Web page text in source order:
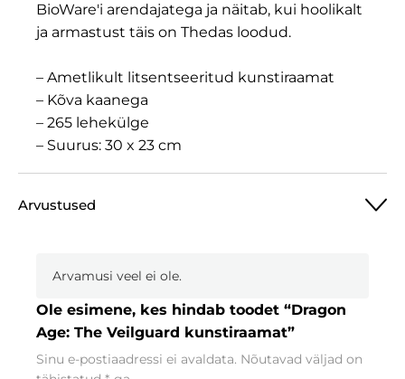
BioWare'i arendajatega ja näitab, kui hoolikalt
ja armastust täis on Thedas loodud.
– Ametlikult litsentseeritud kunstiraamat
– Kõva kaanega
– 265 lehekülge
– Suurus: 30 x 23 cm
Arvustused
Arvamusi veel ei ole.
Ole esimene, kes hindab toodet “Dragon
Age: The Veilguard kunstiraamat”
Sinu e-postiaadressi ei avaldata. Nõutavad väljad on